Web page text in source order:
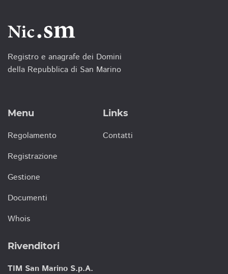
Registro e anagrafe dei Domini
della Repubblica di San Marino
Menu
Regolamento
Registrazione
Gestione
Documenti
Whois
Links
Contatti
Rivenditori
TIM San Marino S.p.A.